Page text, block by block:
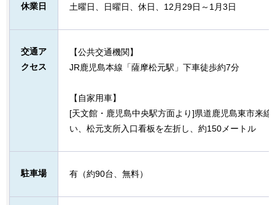
休業日 土曜日、日曜日、休日、12月29日～1月3日
交通ア
クセス
【公共交通機関】
JR鹿児島本線「薩摩松元駅」下車徒歩約7分
【自家用車】
[天文館・鹿児島中央駅方面より]県道鹿児島東市来
い、松元支所入口看板を左折し、約150メートル
駐車場 有（約90台、無料）